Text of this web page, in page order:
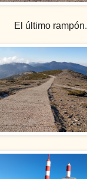
El último rampón.